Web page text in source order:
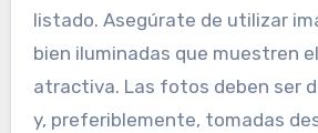
listado. Asegúrate de utilizar
bien iluminadas que muestren
atractiva. Las fotos deben ser
y, preferiblemente, tomadas